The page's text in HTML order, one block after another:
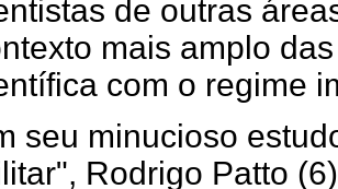
de outras
mais amplo
com o regime
seu minucioso
Rodrigo Patto